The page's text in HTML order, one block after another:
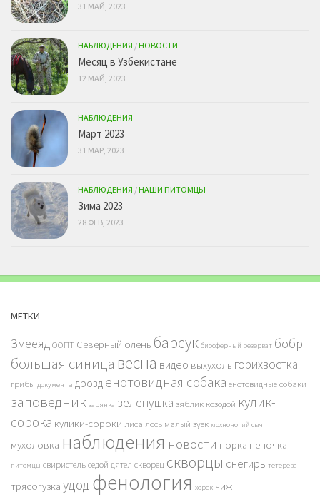
31 МАЙ, 2023
НАБЛЮДЕНИЯ /НОВОСТИ
Месяц в Узбекистане
12 МАЙ, 2023
НАБЛЮДЕНИЯ
Март 2023
31 МАР, 2023
НАБЛЮДЕНИЯ /НАШИ ПИТОМЦЫ
Зима 2023
28 ФЕВ, 2023
МЕТКИ
ЗмееядООПТ Северный олень барсук биосферный резерват бобр
большая синица весна видео выхухоль горихвостка
грибы документы дрозд енотовидная собака енотовидные собаки
заповедник зарянка зеленушка зяблик козодой кулик-
сорока кулики-сороки лиса лось малый зуек мохноногий сыч
мухоловка наблюдения новости норка пеночка
питомцы свиристельседой дятел скворец скворцы снегирь тетерева
трясогузка удод фенология хорек чиж